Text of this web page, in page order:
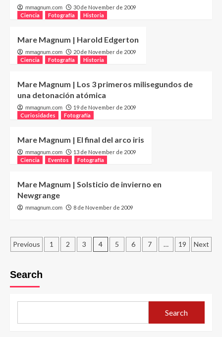
mmagnum.com
30 de November de 2009
Ciencia
Fotografía Historia
Mare Magnum | Harold Edgerton
mmagnum.com
20 de November de 2009
Ciencia
Fotografía Historia
Mare Magnum | Los 3 primeros milisegundos de
una detonación atómica
mmagnum.com
19 de November de 2009
Curiosidades
Fotografía
Mare Magnum | El final del arco iris
mmagnum.com
13 de November de 2009
Ciencia
Eventos Fotografía
Mare Magnum | Solsticio de invierno en
Newgrange
mmagnum.com 8 de November de 2009
Posts
Previous 1 2 3 4 5 6 7 … 19 Next
Search
Search